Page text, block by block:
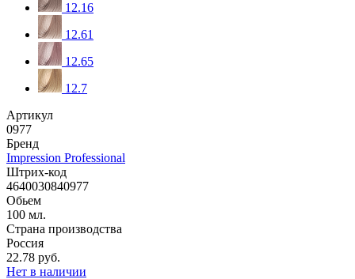
12.16
12.61
12.65
12.7
Артикул
0977
Бренд
Impression Professional
Штрих-код
4640030840977
Обьем
100 мл.
Страна производства
Россия
22.78 руб.
Нет в наличии